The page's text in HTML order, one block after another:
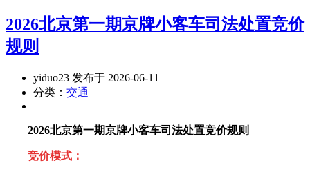
2026北京第一期京牌小客车司法处置竞价
规则
yiduo23 发布于 2026-06-11
分类： 交通
2026北京第一期京牌小客车司法处置竞价规则
竞价模式：